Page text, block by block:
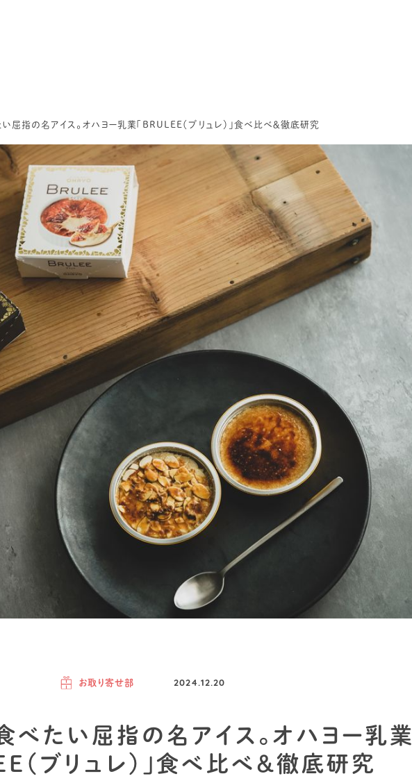
屈指の名アイス。オハヨー乳業「BRULEE（ブリュレ）」食べ比べ＆徹底研究
お取り寄せ部 2024.12.20
べたい屈指の名アイス。オハヨー乳業
（ブリュレ）」食べ比べ＆徹底研究